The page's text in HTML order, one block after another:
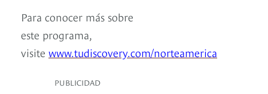
Para conocer más sobre
este programa,
visite www.tudiscovery.com/norteamerica
PUBLICIDAD